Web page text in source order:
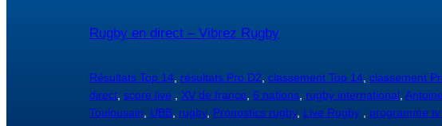
Rugby en direct – Vibrez Rugby
Résultats Top 14 résultats Pro D2 classement Top 14 classement
direct score live XV de france 6 nations rugby international
Toulousain
UBB rugby, Pronostics rugby, Live Rugby programme